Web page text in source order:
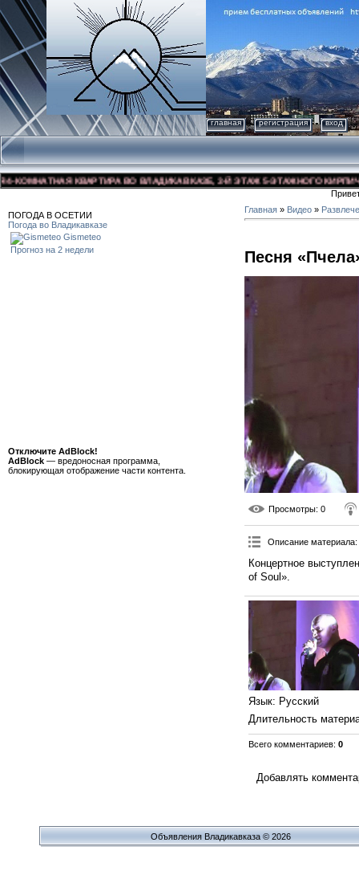
главная регистрация вход
КВАРТИРА ВО ВЛАДИКАВКАЗЕ, 3-Й ЭТАЖ 5-ЭТАЖНОГО
ПОГОДА В ОСЕТИИ
Погода во Владикавказе
Gismeteo
Прогноз на 2 недели
Отключите AdBlock!
AdBlock — вредоносная программа,
блокирующая отображение части контента.
Главная » Видео »
Песня
Просмотры: 0
Описание материала:
Концертное
of Soul».
Язык: Русский
Длительность
Всего комментариев: 0
Добавлять
Объявления Владикавказа © 2026